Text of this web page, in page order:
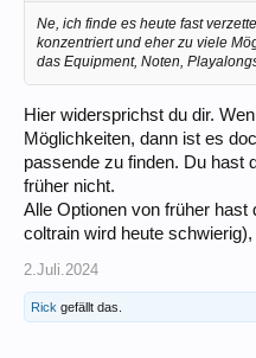
Ne, ich finde es heute fast
konzentriert und eher zu viele
das Equipment, Noten,
Hier widersprichst du dir.
Möglichkeiten, dann ist es
passende zu finden. Du hast
früher nicht.
Alle Optionen von früher
coltrain wird heute
2.Juli.2024
Rick gefällt das.